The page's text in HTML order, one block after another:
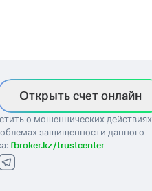
Открыть счет онлайн
о мошеннических действиях
защищенности данного
fbroker.kz/trustcenter